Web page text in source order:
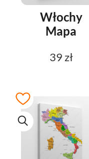
Włochy
Mapa
39 zł